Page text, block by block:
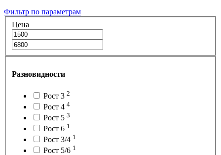
Фильтр по параметрам
Цена
Разновидности
Рост 3 2
Рост 4 4
Рост 5 3
Рост 6 1
Рост 3/4 1
Рост 5/6 1